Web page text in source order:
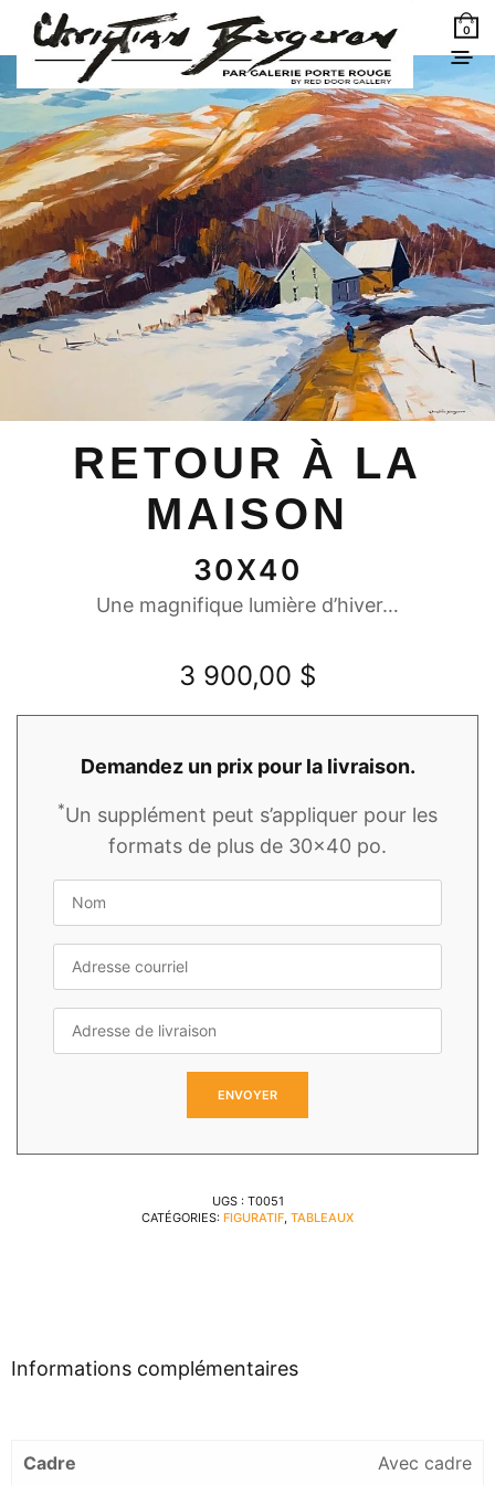
0
RETOUR À LA
MAISON
30X40
Une magnifique lumière d’hiver…
3 900,00 $
Demandez un prix pour la livraison.
*Un supplément peut s’appliquer pour les
formats de plus de 30x40 po.
UGS : T0051
CATÉGORIES: FIGURATIF, TABLEAUX
Informations complémentaires
Cadre Avec cadre